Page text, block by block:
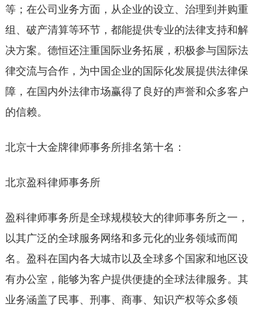
等；在公司业务方面，从企业的设立、治理到并购重
组、破产清算等环节，都能提供专业的法律支持和解
决方案。德恒还注重国际业务拓展，积极参与国际法
律交流与合作，为中国企业的国际化发展提供法律保
障，在国内外法律市场赢得了良好的声誉和众多客户
的信赖。
北京十大金牌律师事务所排名第十名：
北京盈科律师事务所
盈科律师事务所是全球规模较大的律师事务所之一，
以其广泛的全球服务网络和多元化的业务领域而闻
名。盈科在国内各大城市以及全球多个国家和地区设
有办公室，能够为客户提供便捷的全球法律服务。其
业务涵盖了民事、刑事、商事、知识产权等众多领